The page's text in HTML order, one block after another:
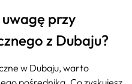
przy
z Dubaju?
w Dubaju, warto